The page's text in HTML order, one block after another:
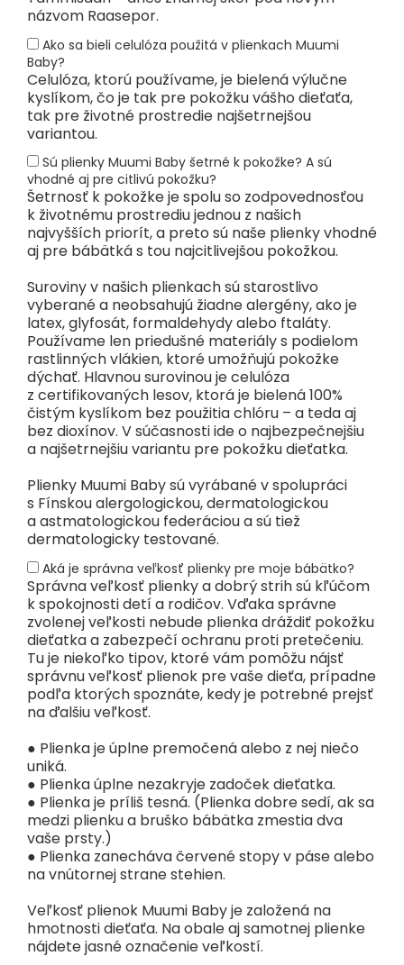
názvom Raasepor.
Ako sa bieli celulóza použitá v plienkach Muumi
Baby?
Celulóza, ktorú používame, je bielená výlučne
kyslíkom, čo je tak pre pokožku vášho dieťaťa,
tak pre životné prostredie najšetrnejšou
variantou.
Sú plienky Muumi Baby šetrné k pokožke? A sú
vhodné aj pre citlivú pokožku?
Šetrnosť k pokožke je spolu so zodpovednosťou
k životnému prostrediu jednou z našich
najvyšších priorít, a preto sú naše plienky vhodné
aj pre bábätká s tou najcitlivejšou pokožkou.
Suroviny v našich plienkach sú starostlivo
vyberané a neobsahujú žiadne alergény, ako je
latex, glyfosát, formaldehydy alebo ftaláty.
Používame len priedušné materiály s podielom
rastlinných vlákien, ktoré umožňujú pokožke
dýchať. Hlavnou surovinou je celulóza
z certifikovaných lesov, ktorá je bielená 100%
čistým kyslíkom bez použitia chlóru – a teda aj
bez dioxínov. V súčasnosti ide o najbezpečnejšiu
a najšetrnejšiu variantu pre pokožku dieťatka.
Plienky Muumi Baby sú vyrábané v spolupráci
s Fínskou alergologickou, dermatologickou
a astmatologickou federáciou a sú tiež
dermatologicky testované.
Aká je správna veľkosť plienky pre moje bábätko?
Správna veľkosť plienky a dobrý strih sú kľúčom
k spokojnosti detí a rodičov. Vďaka správne
zvolenej veľkosti nebude plienka dráždiť pokožku
dieťatka a zabezpečí ochranu proti pretečeniu.
Tu je niekoľko tipov, ktoré vám pomôžu nájsť
správnu veľkosť plienok pre vaše dieťa, prípadne
podľa ktorých spoznáte, kedy je potrebné prejsť
na ďalšiu veľkosť.
● Plienka je úplne premočená alebo z nej niečo
uniká.
● Plienka úplne nezakryje zadoček dieťatka.
● Plienka je príliš tesná. (Plienka dobre sedí, ak sa
medzi plienku a bruško bábätka zmestia dva
vaše prsty.)
● Plienka zanecháva červené stopy v páse alebo
na vnútornej strane stehien.
Veľkosť plienok Muumi Baby je založená na
hmotnosti dieťaťa. Na obale aj samotnej plienke
nájdete jasné označenie veľkostí.